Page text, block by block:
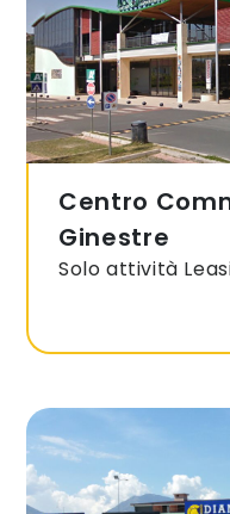
Centro
Ginestre
Solo attività